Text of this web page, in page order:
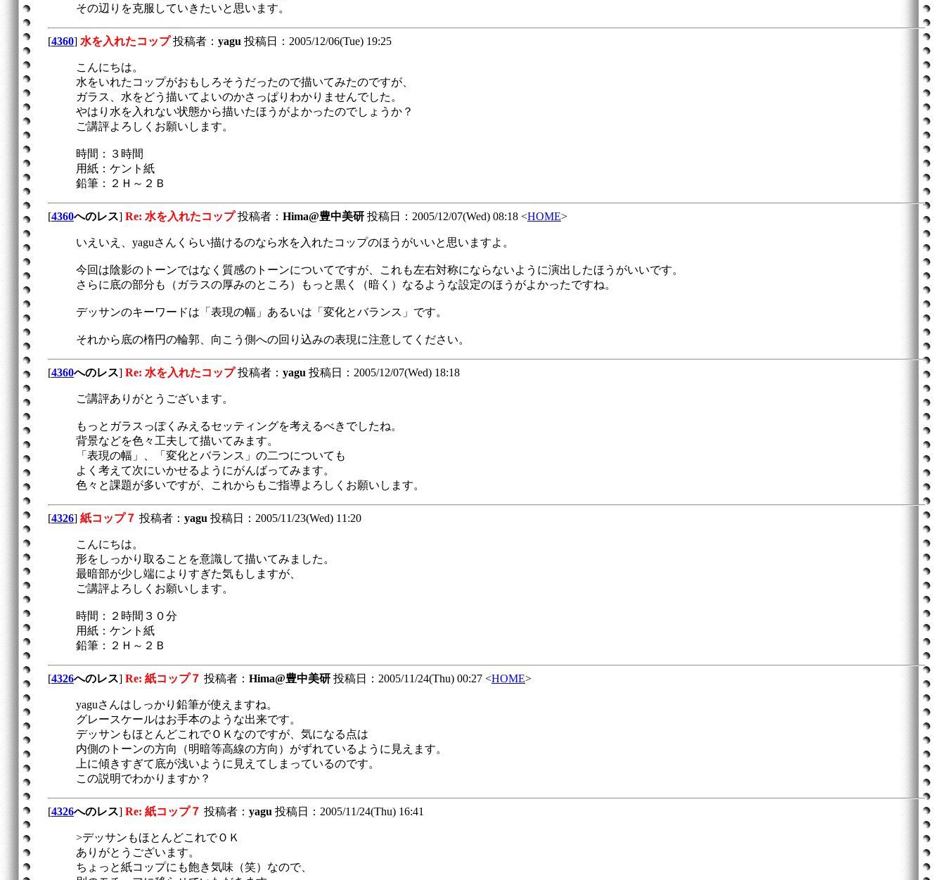
その辺りを克服していきたいと思います。
[4360] 水を入れたコップ投稿者： yagu 投稿日：2005/12/06(Tue) 19:25
こんにちは。
水をいれたコップがおもしろそうだったので描いてみたのですが、
ガラス、水をどう描いてよいのかさっぱりわかりませんでした。
やはり水を入れない状態から描いたほうがよかったのでしょうか？
ご講評よろしくお願いします。
時間：３時間
用紙：ケント紙
鉛筆：２Ｈ～２Ｂ
[4360へのレス] Re: 水を入れたコップ投稿者： Hima@豊中美研 投稿日：2005/12/07(Wed) 08:18 <HOME>
いえいえ、yaguさんくらい描けるのなら水を入れたコップのほうがいいと思いますよ。
今回は陰影のトーンではなく質感のトーンについてですが、これも左右対称にならないように演出したほうがいいです。
さらに底の部分も（ガラスの厚みのところ）もっと黒く（暗く）なるような設定のほうがよかったですね。
デッサンのキーワードは「表現の幅」あるいは「変化とバランス」です。
それから底の楕円の輪郭、向こう側への回り込みの表現に注意してください。
[4360へのレス] Re: 水を入れたコップ投稿者： yagu 投稿日：2005/12/07(Wed) 18:18
ご講評ありがとうございます。
もっとガラスっぽくみえるセッティングを考えるべきでしたね。
背景などを色々工夫して描いてみます。
「表現の幅」、「変化とバランス」の二つについても
よく考えて次にいかせるようにがんばってみます。
色々と課題が多いですが、これからもご指導よろしくお願いします。
[4326] 紙コップ７ 投稿者： yagu 投稿日：2005/11/23(Wed) 11:20
こんにちは。
形をしっかり取ることを意識して描いてみました。
最暗部が少し端によりすぎた気もしますが、
ご講評よろしくお願いします。
時間：２時間３０分
用紙：ケント紙
鉛筆：２Ｈ～２Ｂ
[4326へのレス] Re: 紙コップ７ 投稿者： Hima@豊中美研 投稿日：2005/11/24(Thu) 00:27 <HOME>
yaguさんはしっかり鉛筆が使えますね。
グレースケールはお手本のような出来です。
デッサンもほとんどこれでＯＫなのですが、気になる点は
内側のトーンの方向（明暗等高線の方向）がずれているように見えます。
上に傾きすぎて底が浅いように見えてしまっているのです。
この説明でわかりますか？
[4326へのレス] Re: 紙コップ７ 投稿者： yagu 投稿日：2005/11/24(Thu) 16:41
>デッサンもほとんどこれでＯＫ
ありがとうございます。
ちょっと紙コップにも飽き気味（笑）なので、